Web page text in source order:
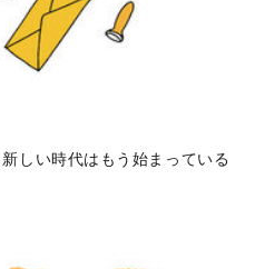
しい時代はもう始まっている